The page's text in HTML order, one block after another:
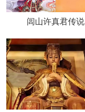
闾山许真君传说